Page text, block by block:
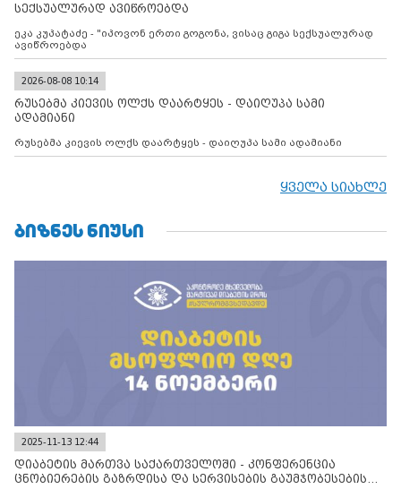
სექსუალურად ავიწროებდა
ეკა კუპატაძე - "იპოვონ ერთი გოგონა, ვისაც გიგა სექსუალურად
ავიწროებდა
2026-08-08 10:14
რუსებმა კიევის ოლქს დაარტყეს - დაიღუპა სამი
ადამიანი
რუსებმა კიევის ოლქს დაარტყეს - დაიღუპა სამი ადამიანი
ყველა სიახლე
ᲑᲘᲖᲜᲔᲡ ᲜᲘᲣᲡᲘ
2025-11-13 12:44
დიაბეტის მართვა საქართველოში - კონფერენცია
ცნობიერების გაზრდისა და სერვისების გაუმჯობესების